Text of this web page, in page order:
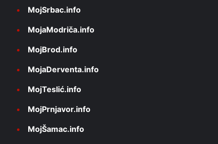
MojSrbac.info
MojaModriča.info
MojBrod.info
MojaDerventa.info
MojTeslić.info
MojPrnjavor.info
MojŠamac.info